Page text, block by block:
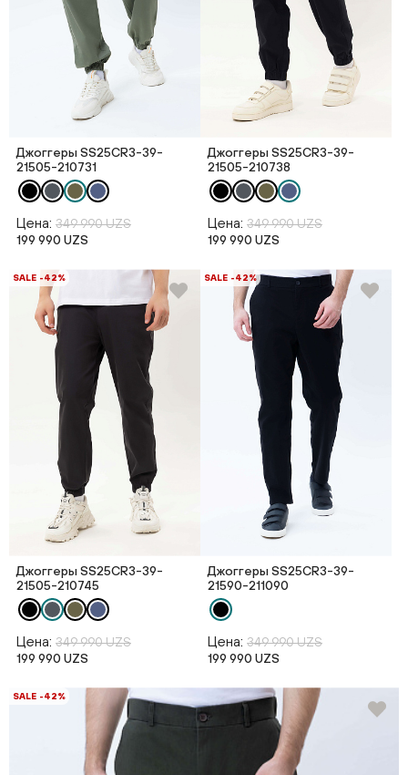
Джоггеры SS25CR3-39-
21505-210731
Цена: 349 990 UZS
199 990 UZS
Джоггеры SS25CR3-39-
21505-210738
Цена: 349 990 UZS
199 990 UZS
SALE -42%
Джоггеры SS25CR3-39-
21505-210745
Цена: 349 990 UZS
199 990 UZS
SALE -42%
Джоггеры SS25CR3-39-
21590-211090
Цена: 349 990 UZS
199 990 UZS
SALE -42%